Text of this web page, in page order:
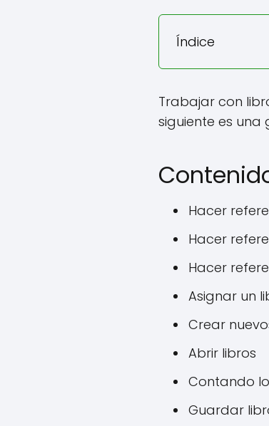
Índice
Trabajar con
siguiente es
Hacer
Hacer
Hacer
Asignar un
Crear
Abrir libros
Contando
Guardar